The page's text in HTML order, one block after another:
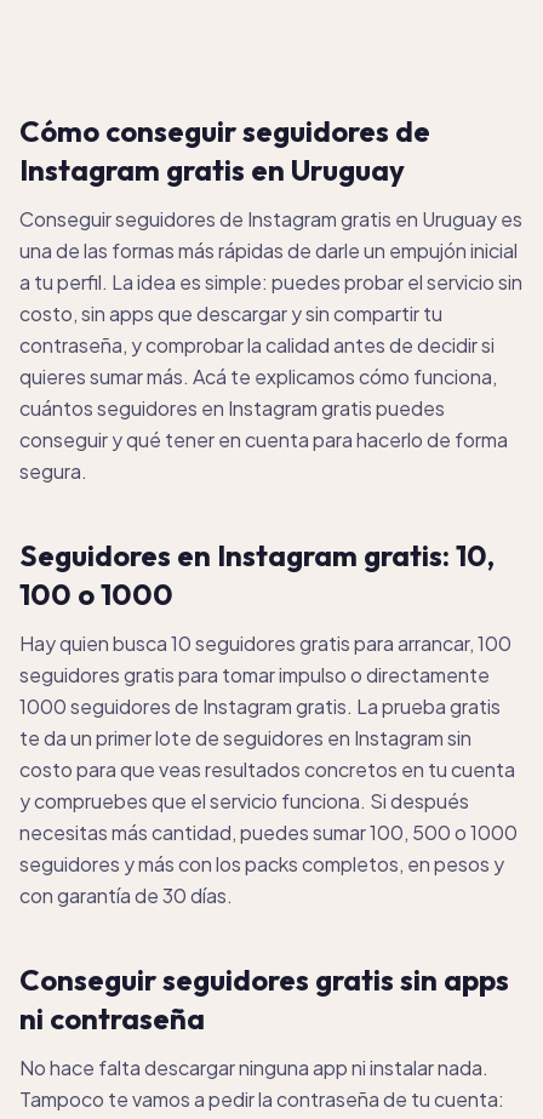
Cómo conseguir seguidores de
Instagram gratis en Uruguay
Conseguir seguidores de Instagram gratis en Uruguay es
una de las formas más rápidas de darle un empujón inicial
a tu perfil. La idea es simple: puedes probar el servicio sin
costo, sin apps que descargar y sin compartir tu
contraseña, y comprobar la calidad antes de decidir si
quieres sumar más. Acá te explicamos cómo funciona,
cuántos seguidores en Instagram gratis puedes
conseguir y qué tener en cuenta para hacerlo de forma
segura.
Seguidores en Instagram gratis: 10,
100 o 1000
Hay quien busca 10 seguidores gratis para arrancar, 100
seguidores gratis para tomar impulso o directamente
1000 seguidores de Instagram gratis. La prueba gratis
te da un primer lote de seguidores en Instagram sin
costo para que veas resultados concretos en tu cuenta
y compruebes que el servicio funciona. Si después
necesitas más cantidad, puedes sumar 100, 500 o 1000
seguidores y más con los packs completos, en pesos y
con garantía de 30 días.
Conseguir seguidores gratis sin apps
ni contraseña
No hace falta descargar ninguna app ni instalar nada.
Tampoco te vamos a pedir la contraseña de tu cuenta: